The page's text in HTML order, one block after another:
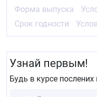
продолжительность
с болями,
включая острую
Всасывание
После приема внутрь
Форма выпуска
Срок годности
Узнай первым!
Будь в курсе послених